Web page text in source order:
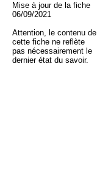
Mise à jour de la fiche
06/09/2021
Attention, le contenu de
cette fiche ne reflète
pas nécessairement le
dernier état du savoir.